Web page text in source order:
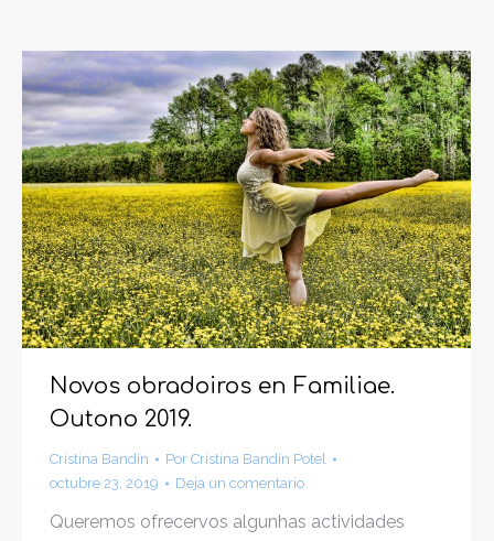
Novos obradoiros en Familiae.
Outono 2019.
Cristina Bandín Por Cristina Bandín Potel
octubre 23, 2019
Deja un comentario
Queremos ofrecervos algunhas actividades